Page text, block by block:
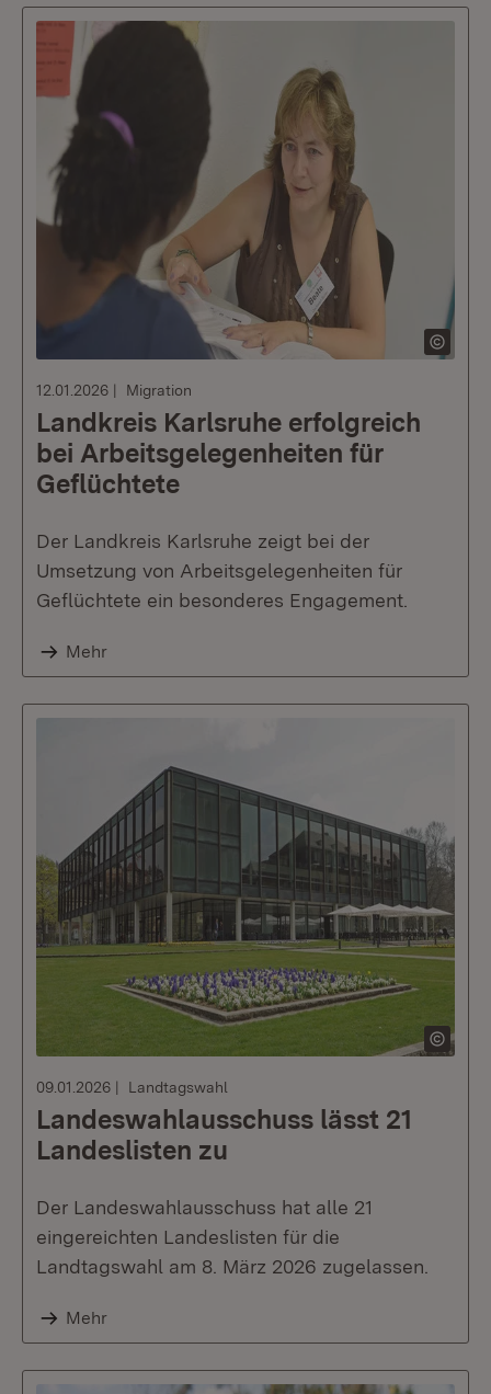
12.01.2026 Migration
Landkreis Karlsruhe erfolgreich
bei Arbeitsgelegenheiten für
Geflüchtete
Der Landkreis Karlsruhe zeigt bei der
Umsetzung von Arbeitsgelegenheiten für
Geflüchtete ein besonderes Engagement.
Mehr
09.01.2026 Landtagswahl
Landeswahlausschuss lässt 21
Landeslisten zu
Der Landeswahlausschuss hat alle 21
eingereichten Landeslisten für die
Landtagswahl am 8. März 2026 zugelassen.
Mehr